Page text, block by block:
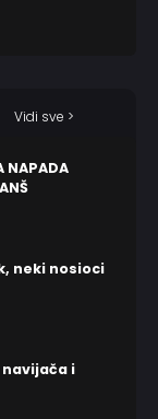
Vidi sve >
NAPADA
neki nosioci
i